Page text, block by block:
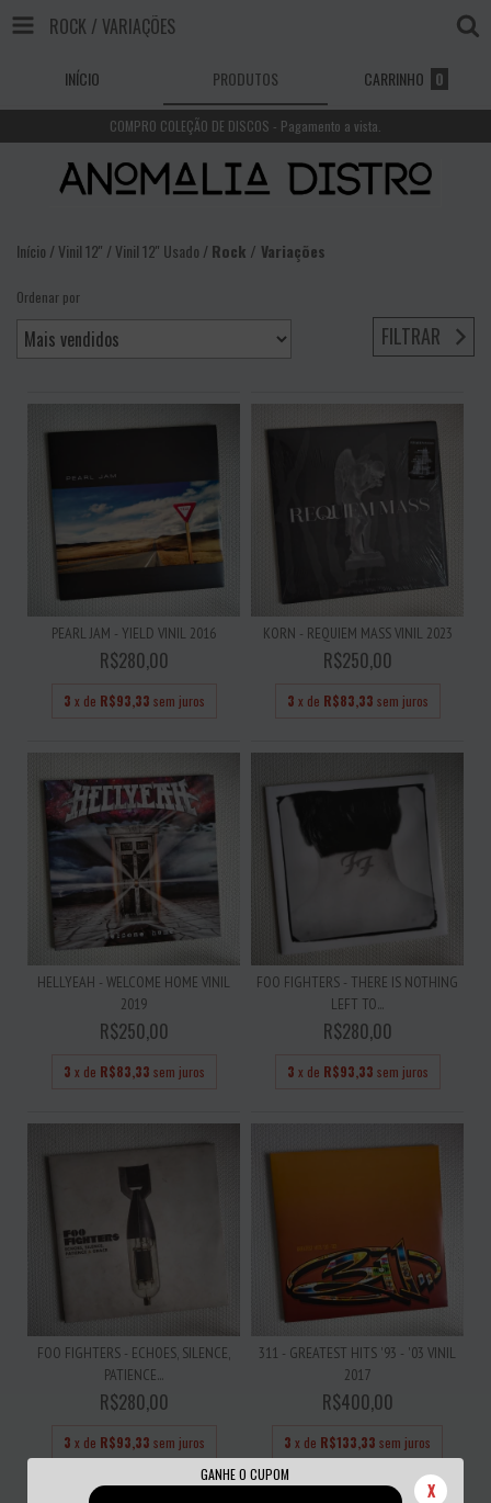
GANHE O CUPOM
X
ROCK / VARIAÇÕES
INÍCIO PRODUTOS CARRINHO 0
COMPRO COLEÇÃO DE DISCOS - Pagamento a vista.
Início /Vinil 12'' /Vinil 12'' Usado /Rock / Variações
Ordenar por
FILTRAR
PEARL JAM - YIELD VINIL 2016
R$280,00
3 x de R$93,33 sem juros
KORN - REQUIEM MASS VINIL 2023
R$250,00
3 x de R$83,33 sem juros
HELLYEAH - WELCOME HOME VINIL
2019
R$250,00
3 x de R$83,33 sem juros
FOO FIGHTERS - THERE IS NOTHING
LEFT TO...
R$280,00
3 x de R$93,33 sem juros
FOO FIGHTERS - ECHOES, SILENCE,
PATIENCE...
R$280,00
3 x de R$93,33 sem juros
311 - GREATEST HITS '93 - '03 VINIL
2017
R$400,00
3 x de R$133,33 sem juros